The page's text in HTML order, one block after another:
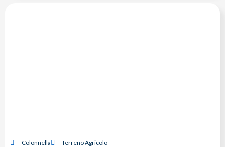
Colonnella Terreno Agricolo